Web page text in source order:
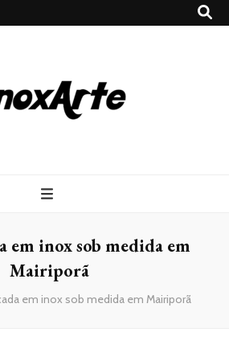
em inox sob medida em
Mairiporã
em inox sob medida em Mairiporã